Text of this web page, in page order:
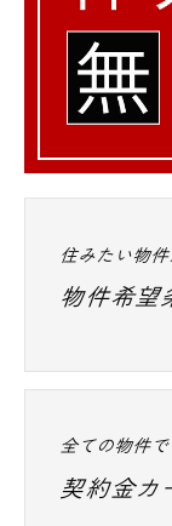
住みたい物
物件希望
全ての物件
契約金カ